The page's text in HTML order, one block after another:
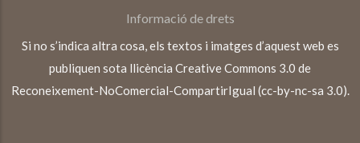
Informació de drets
Si no s’indica altra cosa, els textos i imatges d’aquest web es
publiquen sota llicència Creative Commons 3.0 de
Reconeixement-NoComercial-CompartirIgual (cc-by-nc-sa 3.0).